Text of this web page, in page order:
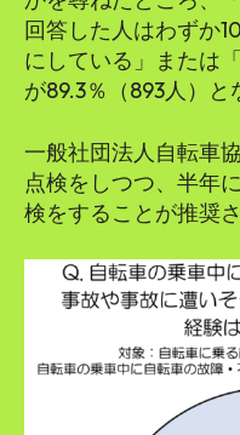
回答した人はわずか
にしている」または
が89.3％（893人）と
一般社団法人自転車
点検をしつつ、半年
検をすることが推奨